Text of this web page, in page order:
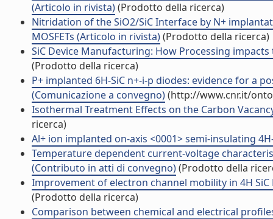
(Articolo in rivista)(Prodotto della ricerca)
Nitridation of the SiO2/SiC Interface by N+
MOSFETs (Articolo in rivista)(Prodotto della ricerca)
SiC Device Manufacturing: How Processing
(Prodotto della ricerca)
P+ implanted 6H-SiC n+-i-p diodes: evidence for a
(Comunicazione a convegno)(http://www.cnr.it/
Isothermal Treatment Effects on the Carbon
ricerca)
Al+ ion implanted on-axis <0001> semi-insulating
Temperature dependent current-voltage
(Contributo in atti di convegno)(Prodotto della
Improvement of electron channel mobility in 4H
(Prodotto della ricerca)
Comparison between chemical and electrical